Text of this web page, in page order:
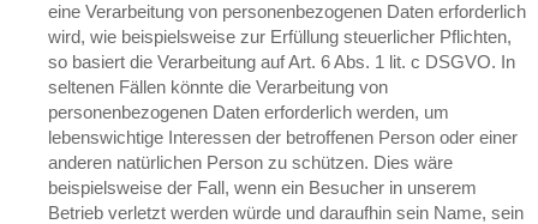
eine Verarbeitung von personenbezogenen Daten erforderlich
wird, wie beispielsweise zur Erfüllung steuerlicher Pflichten,
so basiert die Verarbeitung auf Art. 6 Abs. 1 lit. c DSGVO. In
seltenen Fällen könnte die Verarbeitung von
personenbezogenen Daten erforderlich werden, um
lebenswichtige Interessen der betroffenen Person oder einer
anderen natürlichen Person zu schützen. Dies wäre
beispielsweise der Fall, wenn ein Besucher in unserem
Betrieb verletzt werden würde und daraufhin sein Name, sein